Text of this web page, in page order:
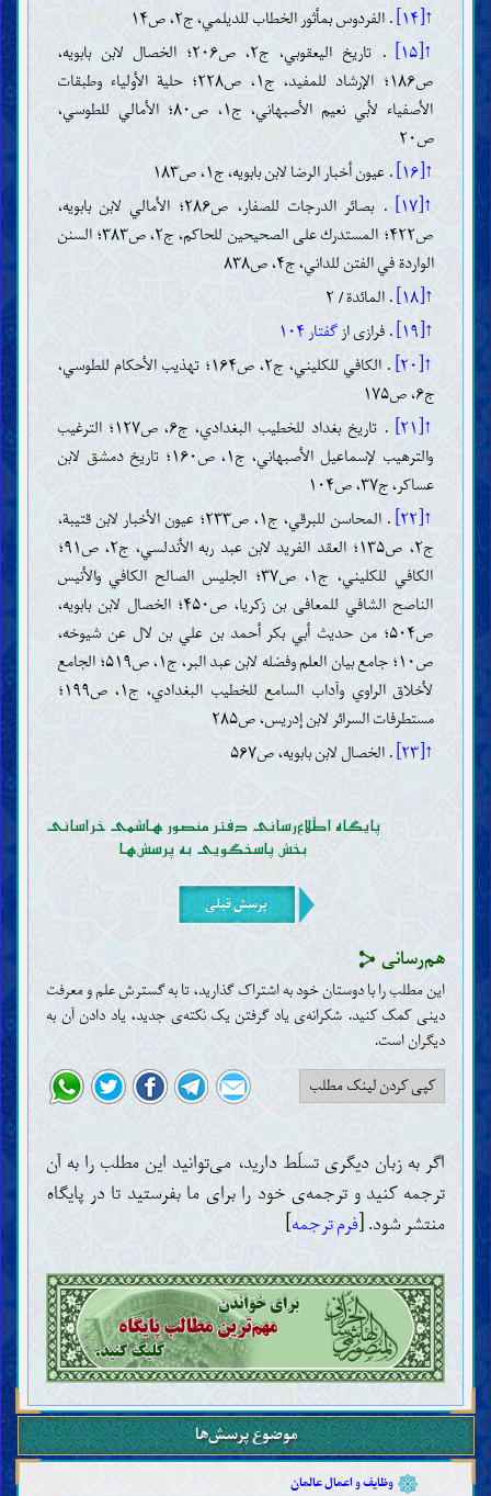
↑[۱۴]
. الفردوس بمأثور الخطاب للديلمي، ج۲، ص۱۴
↑[۱۵]
. تاریخ الیعقوبي، ج۲، ص۲۰۶؛ الخصال لابن بابویه،
ص۱۸۶؛ الإرشاد للمفید، ج۱، ص۲۲۸؛ حلية الأولياء وطبقات
الأصفياء لأبي نعیم الأصبهاني، ج۱، ص۸۰؛ الأمالي للطوسي،
ص۲۰
↑[۱۶]
. عیون أخبار الرضا لابن بابویه، ج۱، ص۱۸۳
↑[۱۷]
. بصائر الدرجات للصفار، ص۲۸۶؛ الأمالي لابن بابویه،
ص۴۲۲؛ المستدرك على الصحيحين للحاکم، ج۲، ص۳۸۳؛ السنن
الواردة في الفتن للداني، ج۴، ص۸۳۸
↑[۱۸]
. المائدة/ ۲
↑[۱۹]
. فرازی ازگفتار ۱۰۴
↑[۲۰]
. الکافي للکلیني، ج۲، ص۱۶۴؛ تهذیب الأحکام للطوسي،
ج۶، ص۱۷۵
↑[۲۱]
. تاريخ بغداد للخطیب البغدادي، ج۶، ص۱۲۷؛ الترغيب
والترهيب لإسماعيل الأصبهاني، ج۱، ص۱۶۰؛ تاريخ دمشق لابن
عساكر، ج۳۷، ص۱۰۴
↑[۲۲]
. المحاسن للبرقي، ج۱، ص۲۳۳؛ عيون الأخبار لابن قتيبة،
ج۲، ص۱۳۵؛ العقد الفريد لابن عبد ربه الأندلسي، ج۲، ص۹۱؛
الکافي للکلیني، ج۱، ص۳۷؛ الجليس الصالح الكافي والأنيس
الناصح الشافي للمعافى بن زكريا، ص۴۵۰؛ الخصال لابن بابویه،
ص۵۰۴؛ من حديث أبي بكر أحمد بن علي بن لال عن شيوخه،
ص۱۰؛ جامع بيان العلم وفضله لابن عبد البر، ج۱، ص۵۱۹؛ الجامع
لأخلاق الراوي وآداب السامع للخطيب البغدادي، ج۱، ص۱۹۹؛
مستطرفات السرائر لابن إدریس، ص۲۸۵
↑[۲۳]
. الخصال لابن بابویه، ص۵۶۷
پایگاه اطّلاع‌رسانی دفتر منصور هاشمی خراسانی
بخش پاسخگویی به پرسش‌ها
پرسش قبلی
هم‌رسانی
این مطلب را با دوستان خود به اشتراک گذارید، تا به گسترش علم و معرفت
دینی کمک کنید. شکرانه‌ی یاد گرفتن یک نکته‌ی جدید، یاد دادن آن به
دیگران است‌.
کپی کردن لینک مطلب
اگر به زبان دیگری تسلّط دارید، می‌توانید این مطلب را به آن
ترجمه کنید و ترجمه‌ی خود را برای ما بفرستید تا در پایگاه
منتشر شود. [فرم ترجمه]
موضوع پرسش‌ها
مقدّمات
عقل
علم
موانع کسب علم
تقلید
خرافات
وظایف و اعمال عالمان